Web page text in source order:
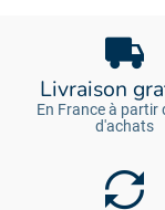
Livraison
En France à partir
d'achats